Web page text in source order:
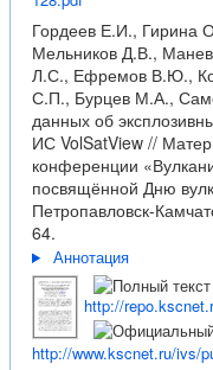
Гордеев Е.И., Гирина
Мельников Д.В.,
Л.С., Ефремов В.Ю.,
С.П., Бурцев М.А.,
данных об
ИС VolSatView //
конференции
посвящённой Дню
Петропавловск-
64.
Аннотация
http://
http://www.kscnet.ru/ivs/